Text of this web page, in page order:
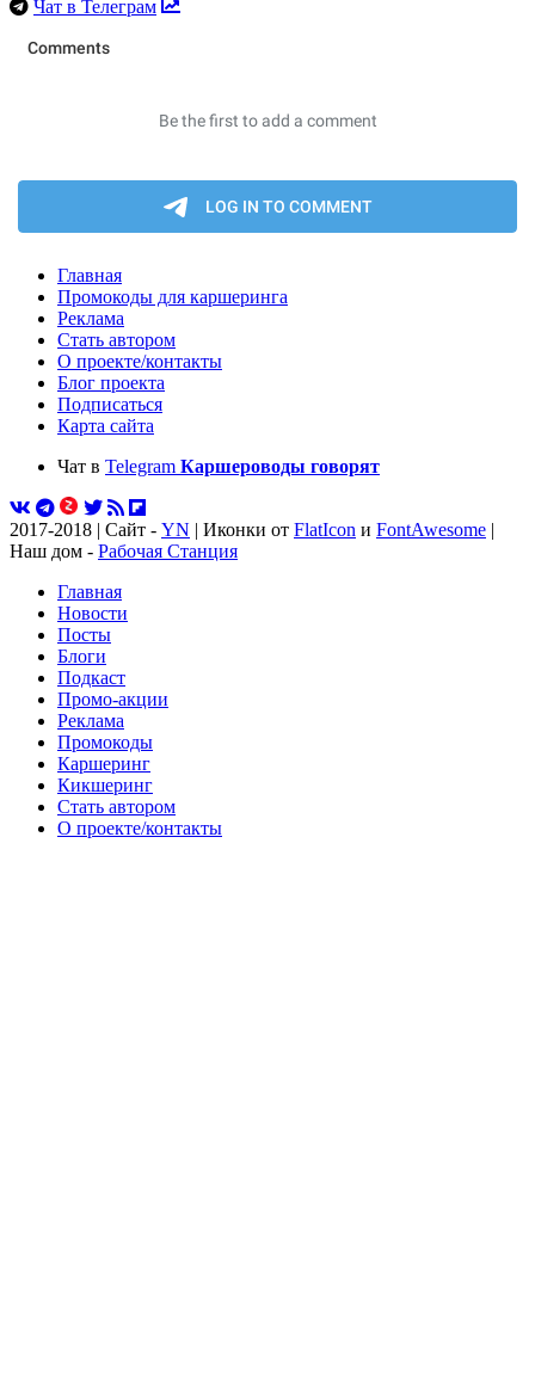
Чат в Телеграм
Главная
Промокоды для каршеринга
Реклама
Стать автором
О проекте/контакты
Блог проекта
Подписаться
Карта сайта
Чат в Telegram Каршероводы говорят
2017-2018 | Сайт - YN | Иконки от FlatIcon и FontAwesome |
Наш дом - Рабочая Станция
Главная
Новости
Посты
Блоги
Подкаст
Промо-акции
Реклама
Промокоды
Каршеринг
Кикшеринг
Стать автором
О проекте/контакты